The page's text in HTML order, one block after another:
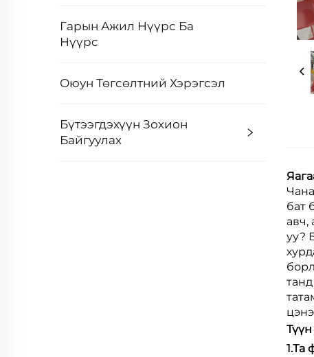
Гарын Ажил Нүүрс Ба
Нүүрс
Оюун Төгсөлтний Хэрэгсэл
Бүтээгдэхүүн Зохион
Байгуулах
бат
авч,
уу?
1.Та